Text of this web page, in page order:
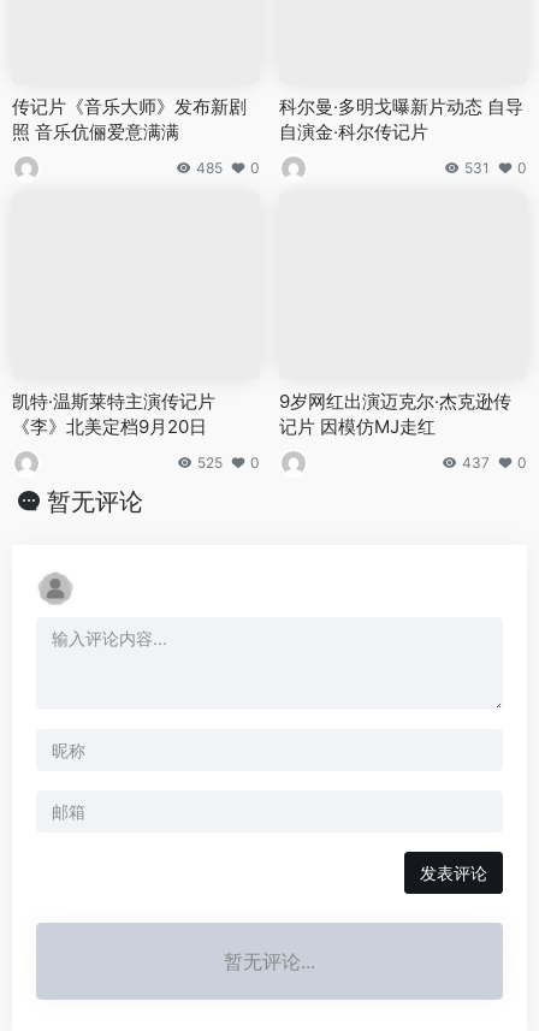
传记片《音乐大师》发布新剧
照 音乐伉俪爱意满满
485 0
科尔曼·多明戈曝新片动态 自导
自演金·科尔传记片
531 0
凯特·温斯莱特主演传记片
《李》北美定档9月20日
525 0
9岁网红出演迈克尔·杰克逊传
记片 因模仿MJ走红
437 0
暂无评论
发表评论
暂无评论...